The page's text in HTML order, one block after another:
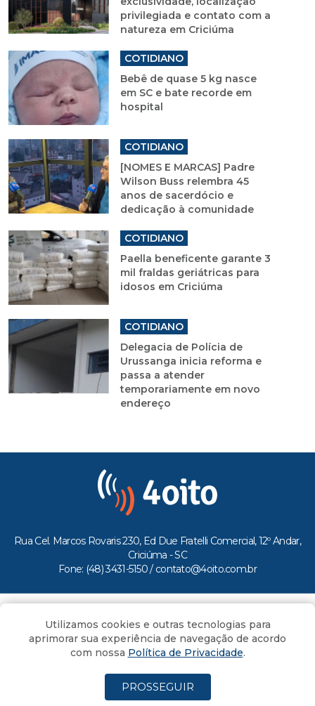
privilegiada e contato com a
natureza em Criciúma
COTIDIANO
Bebê de quase 5 kg nasce
em SC e bate recorde em
hospital
COTIDIANO
[NOMES E MARCAS] Padre
Wilson Buss relembra 45
anos de sacerdócio e
dedicação à comunidade
COTIDIANO
Paella beneficente garante 3
mil fraldas geriátricas para
idosos em Criciúma
COTIDIANO
Delegacia de Polícia de
Urussanga inicia reforma e
passa a atender
temporariamente em novo
endereço
Rua Cel. Marcos Rovaris 230, Ed Due Fratelli Comercial, 12º Andar,
Criciúma - SC
Fone: (48) 3431-5150 / contato@4oito.com.br
Todos os direitos reservados ao Portal 4oito
Utilizamos cookies e outras tecnologias para
aprimorar sua experiência de navegação de acordo
com nossa Política de Privacidade.
PROSSEGUIR